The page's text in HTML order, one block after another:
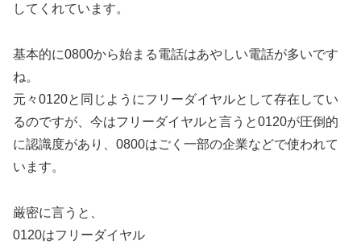
してくれています。
基本的に0800から始まる電話はあやしい電話が多いです
ね。
元々0120と同じようにフリーダイヤルとして存在してい
るのですが、今はフリーダイヤルと言うと0120が圧倒的
に認識度があり、0800はごく一部の企業などで使われて
います。
厳密に言うと、
0120はフリーダイヤル